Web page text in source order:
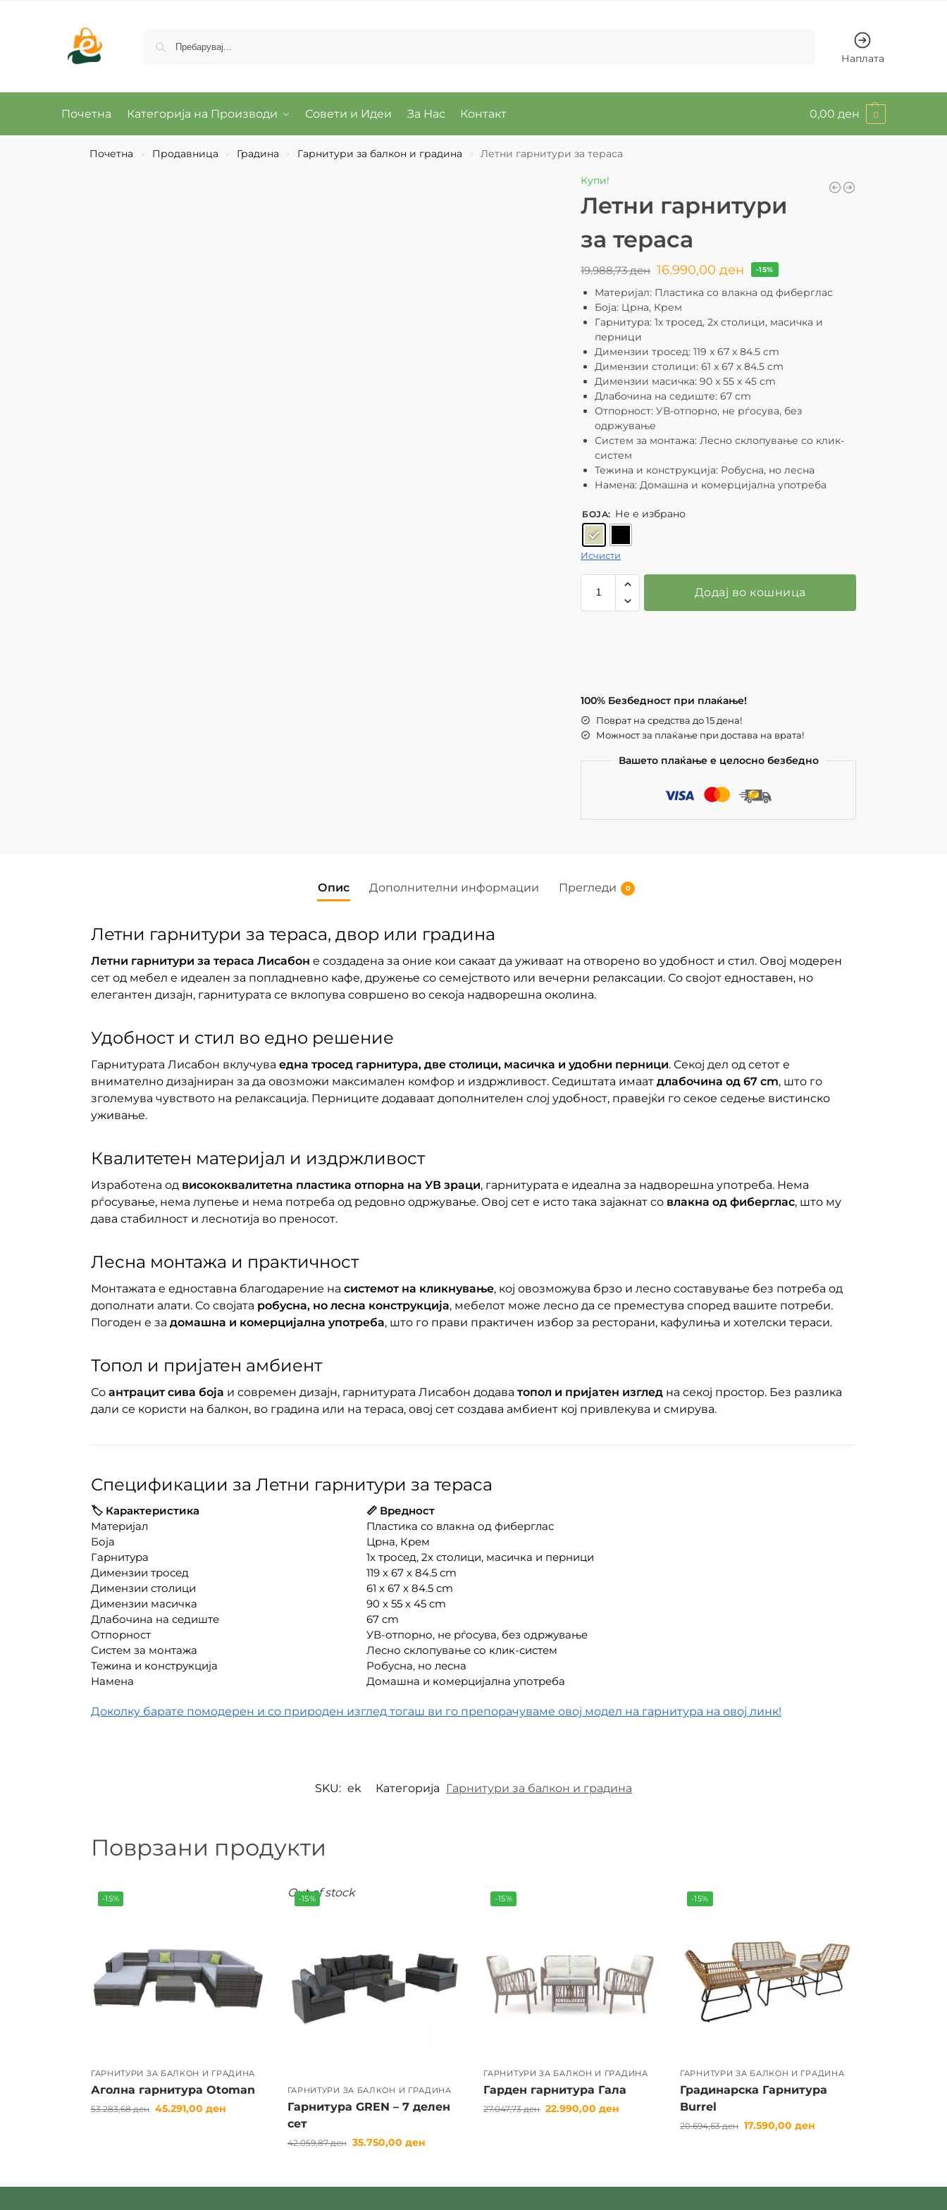
Наплата
Почетна Категорија на Производи Совети и Идеи За Нас Контакт 0,00 ден 0
Почетна › Продавница › Градина › Гарнитури за балкон и градина › Летни гарнитури за тераса
Купи!
Летни гарнитури
за тераса
19.988,73ден 16.990,00ден -15%
Материјал: Пластика со влакна од фиберглас
Боја: Црна, Крем
Гарнитура: 1x тросед, 2x столици, масичка и
перници
Димензии тросед: 119 x 67 x 84.5 cm
Димензии столици: 61 x 67 x 84.5 cm
Димензии масичка: 90 x 55 x 45 cm
Длабочина на седиште: 67 cm
Отпорност: УВ-отпорно, не рѓосува, без
одржување
Систем за монтажа: Лесно склопување со клик-
систем
Тежина и конструкција: Робусна, но лесна
Намена: Домашна и комерцијална употреба
БОЈА: Не е избрано
Исчисти
Додај во кошница
100% Безбедност при плаќање!
Поврат на средства до 15 дена!
Можност за плаќање при достава на врата!
Вашето плаќање е целосно безбедно
Опис Дополнителни информации Прегледи 0
Летни гарнитури за тераса, двор или градина
Летни гарнитури за тераса Лисабон е создадена за оние кои сакаат да уживаат на отворено во удобност и стил. Овој модерен
сет од мебел е идеален за попладневно кафе, дружење со семејството или вечерни релаксации. Со својот едноставен, но
елегантен дизајн, гарнитурата се вклопува совршено во секоја надворешна околина.
Удобност и стил во едно решение
Гарнитурата Лисабон вклучува една тросед гарнитура, две столици, масичка и удобни перници. Секој дел од сетот е
внимателно дизајниран за да овозможи максимален комфор и издржливост. Седиштата имаат длабочина од 67 cm, што го
зголемува чувството на релаксација. Перниците додаваат дополнителен слој удобност, правејќи го секое седење вистинско
уживање.
Квалитетен материјал и издржливост
Изработена од висококвалитетна пластика отпорна на УВ зраци, гарнитурата е идеална за надворешна употреба. Нема
рѓосување, нема лупење и нема потреба од редовно одржување. Овој сет е исто така зајакнат со влакна од фиберглас, што му
дава стабилност и леснотија во преносот.
Лесна монтажа и практичност
Монтажата е едноставна благодарение на системот на кликнување, кој овозможува брзо и лесно составување без потреба од
дополнати алати. Со својата робусна, но лесна конструкција, мебелот може лесно да се преместува според вашите потреби.
Погоден е за домашна и комерцијална употреба, што го прави практичен избор за ресторани, кафулиња и хотелски тераси.
Топол и пријатен амбиент
Со антрацит сива боја и современ дизајн, гарнитурата Лисабон додава топол и пријатен изгледна секој простор. Без разлика
дали се користи на балкон, во градина или на тераса, овој сет создава амбиент кој привлекува и смирува.
Спецификации за Летни гарнитури за тераса
🏷️ Карактеристика
📏 Вредност
Материјал
Пластика со влакна од фиберглас
Боја
Црна, Крем
Гарнитура
1x тросед, 2x столици, масичка и перници
Димензии тросед
119 x 67 x 84.5 cm
Димензии столици
61 x 67 x 84.5 cm
Димензии масичка
90 x 55 x 45 cm
Длабочина на седиште
67 cm
Отпорност
УВ-отпорно, не рѓосува, без одржување
Систем за монтажа
Лесно склопување со клик-систем
Тежина и конструкција
Робусна, но лесна
Намена
Домашна и комерцијална употреба
Доколку барате помодерен и со природен изглед тогаш ви го препорачуваме овој модел на гарнитура на овој линк!
SKU: ek Категорија Гарнитури за балкон и градина
Поврзани продукти
-15%
ГАРНИТУРИ ЗА БАЛКОН И ГРАДИНА
Аголна гарнитура Otoman
53.283,68ден 45.291,00 ден
-15%
Out of stock
ГАРНИТУРИ ЗА БАЛКОН И ГРАДИНА
Гарнитура GREN – 7 делен
сет
42.059,87ден 35.750,00 ден
-15%
ГАРНИТУРИ ЗА БАЛКОН И ГРАДИНА
Гарден гарнитура Гала
27.047,73ден 22.990,00ден
-15%
ГАРНИТУРИ ЗА БАЛКОН И ГРАДИНА
Градинарска Гарнитура
Burrel
20.694,63ден 17.590,00ден